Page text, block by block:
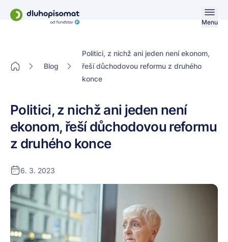
Menu
Blog
Politici, z nichž ani jeden není ekonom,
řeší důchodovou reformu z druhého
konce
6. 3. 2023
Politici, z nichž ani jeden není
ekonom, řeší důchodovou reformu
z druhého konce